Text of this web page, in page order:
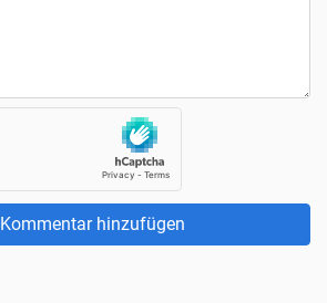
Kommentar hinzufügen